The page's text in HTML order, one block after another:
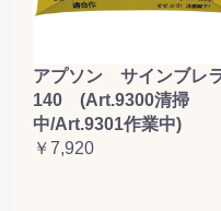
アプソン サインブレ
140 (Art.9300清掃
中/Art.9301作業中)
￥7,920